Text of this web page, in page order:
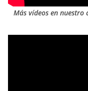
Más vídeos en nuestro